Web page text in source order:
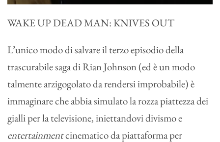
WAKE UP DEAD MAN: KNIVES OUT
L’unico modo di salvare il terzo episodio della
trascurabile saga di Rian Johnson (ed è un modo
talmente arzigogolato da rendersi improbabile) è
immaginare che abbia simulato la rozza piattezza dei
gialli per la televisione, iniettandovi divismo e
entertainmentcinematico da piattaforma per